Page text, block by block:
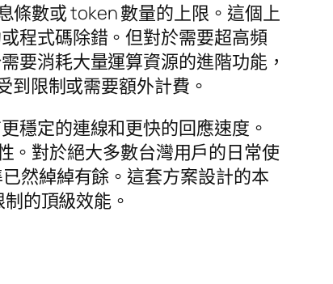
條數或 token 數量的上限。這個上
程式碼除錯。但對於需要超高頻
要消耗大量運算資源的進階功能，
到限制或需要額外計費。
穩定的連線和更快的回應速度。
。對於絕大多數台灣用戶的日常使
然綽綽有餘。這套方案設計的本
的頂級效能。